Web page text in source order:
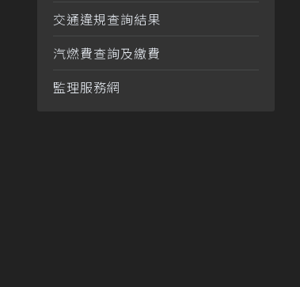
交通違規查詢結果
汽燃費查詢及繳費
監理服務網